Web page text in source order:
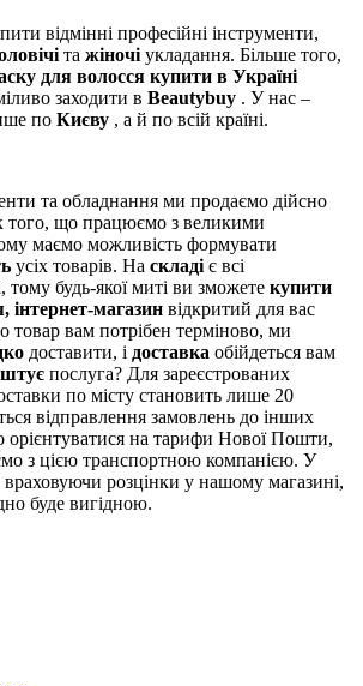
відмінні професійні інструменти,
та жіночі укладання. Більше того,
для волосся купити в Україні
заходити в Beautybuy . У нас –
по Києву , а й по всій країні.
та обладнання ми продаємо дійсно
того, що працюємо з великими
маємо можливість формувати
усіх товарів. На складі є всі
тому будь-якої миті ви зможете купити
інтернет-магазин відкритий для вас
товар вам потрібен терміново, ми
доставити, і доставка обійдеться вам
послуга? Для зареєстрованих
по місту становить лише 20
відправлення замовлень до інших
орієнтуватися на тарифи Нової Пошти,
з цією транспортною компанією. У
розцінки у нашому магазині,
буде вигідною.